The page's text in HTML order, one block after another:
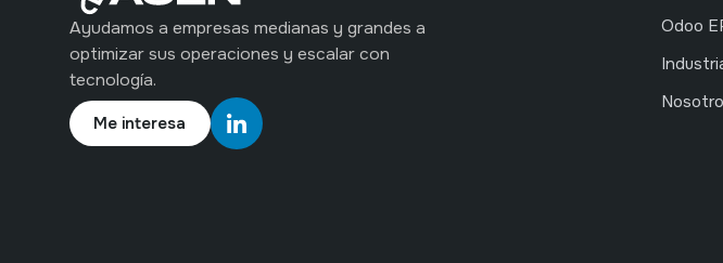
Ayudamos a empresas medianas y grandes a
optimizar sus operaciones y escalar con
tecnología.
Me interesa
Odoo